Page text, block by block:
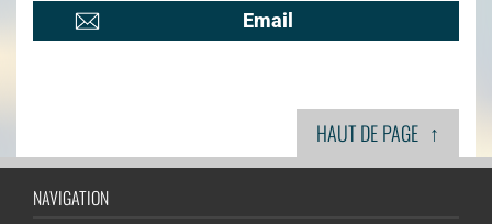
Email
HAUT DE PAGE ↑
NAVIGATION